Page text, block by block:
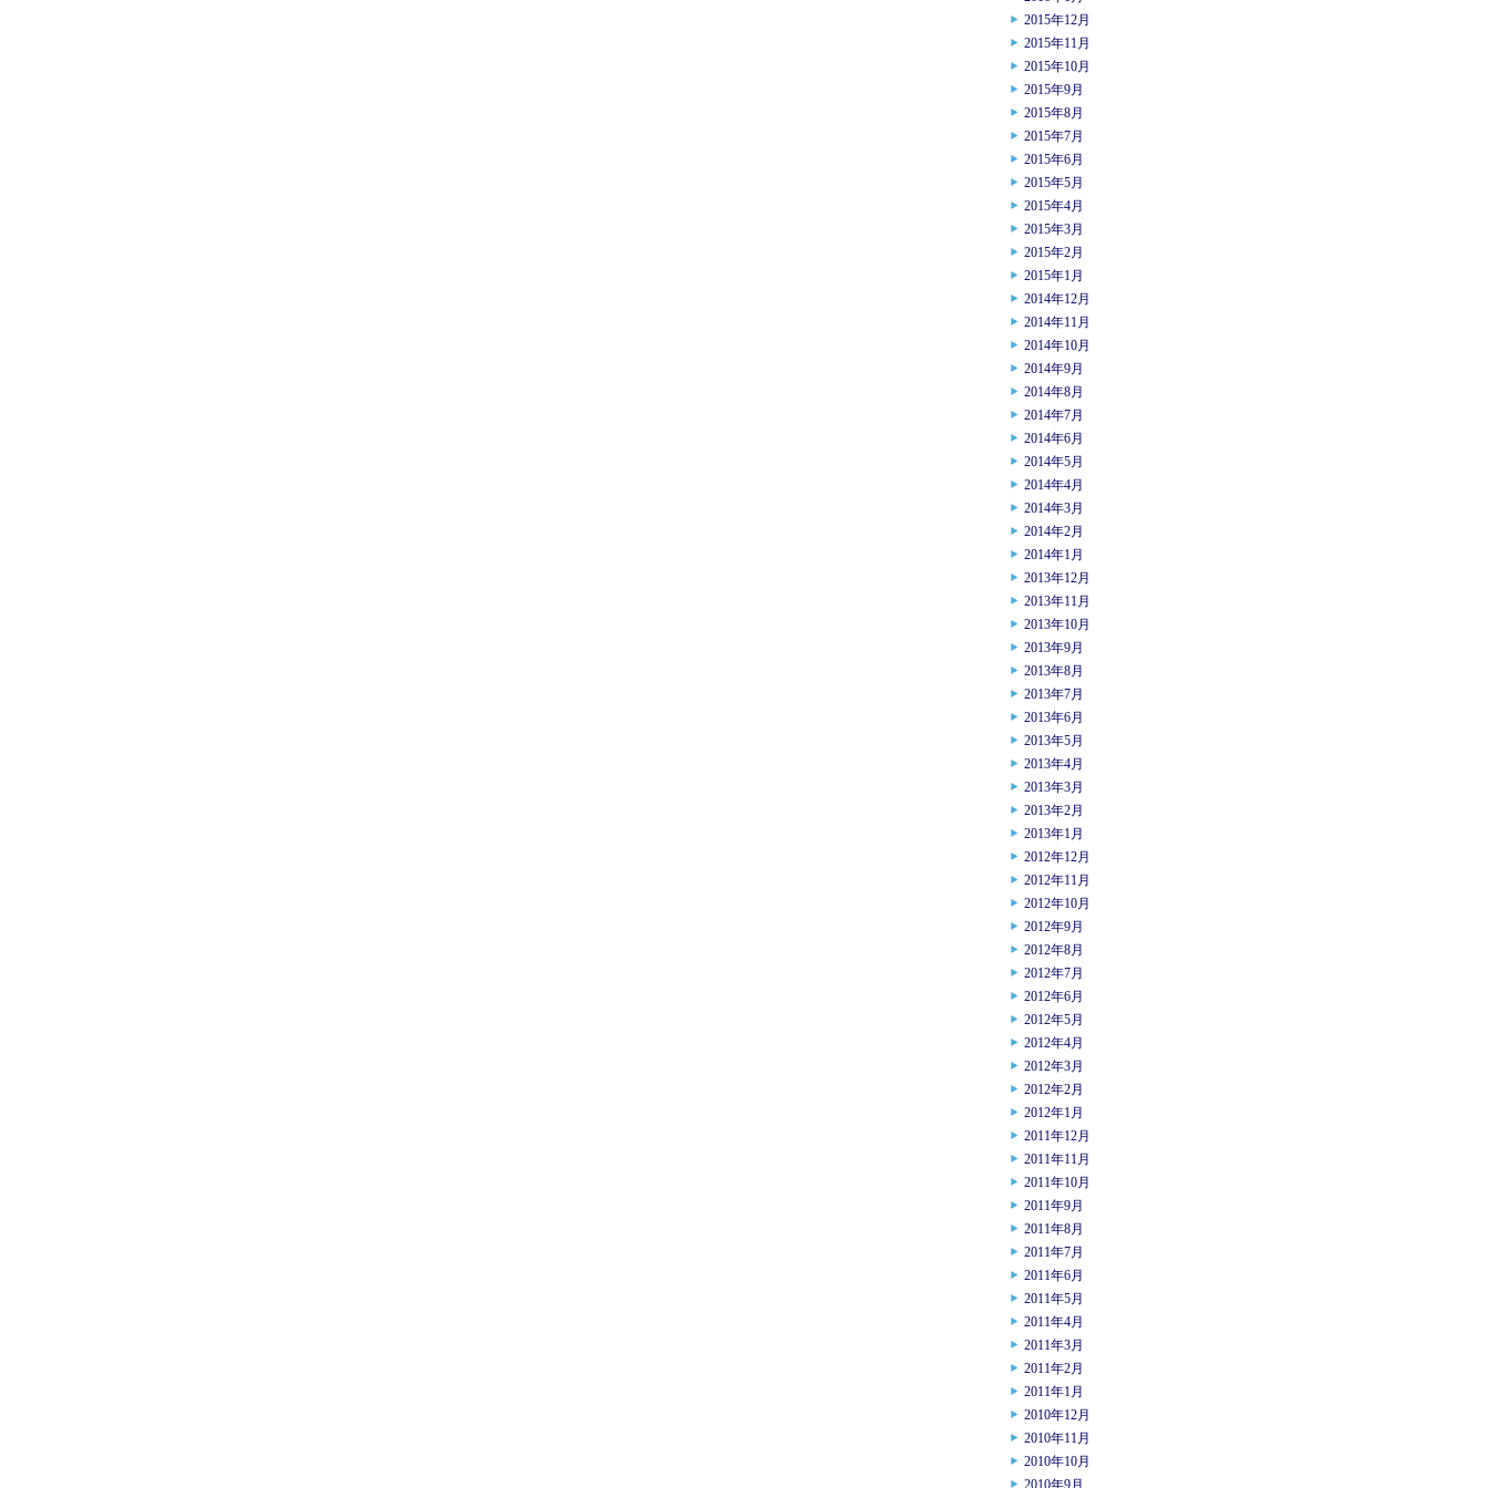
2015年12月
2015年11月
2015年10月
2015年9月
2015年8月
2015年7月
2015年6月
2015年5月
2015年4月
2015年3月
2015年2月
2015年1月
2014年12月
2014年11月
2014年10月
2014年9月
2014年8月
2014年7月
2014年6月
2014年5月
2014年4月
2014年3月
2014年2月
2014年1月
2013年12月
2013年11月
2013年10月
2013年9月
2013年8月
2013年7月
2013年6月
2013年5月
2013年4月
2013年3月
2013年2月
2013年1月
2012年12月
2012年11月
2012年10月
2012年9月
2012年8月
2012年7月
2012年6月
2012年5月
2012年4月
2012年3月
2012年2月
2012年1月
2011年12月
2011年11月
2011年10月
2011年9月
2011年8月
2011年7月
2011年6月
2011年5月
2011年4月
2011年3月
2011年2月
2011年1月
2010年12月
2010年11月
2010年10月
2010年9月